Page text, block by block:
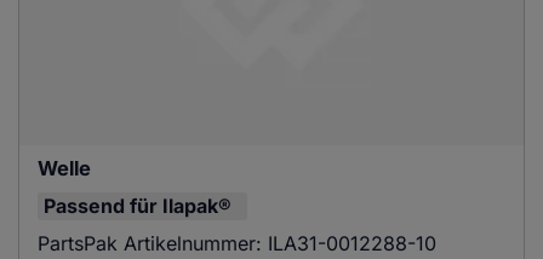
Welle
Passend für Ilapak®
PartsPak Artikelnummer: ILA31-0012288-10